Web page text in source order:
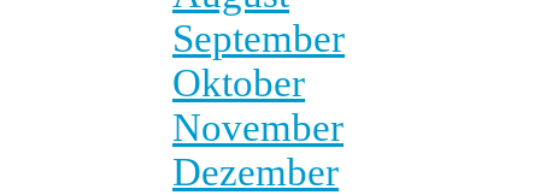
September
Oktober
November
Dezember